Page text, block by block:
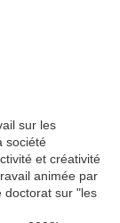
sur les
société
et créativité
animée par
doctorat sur "les